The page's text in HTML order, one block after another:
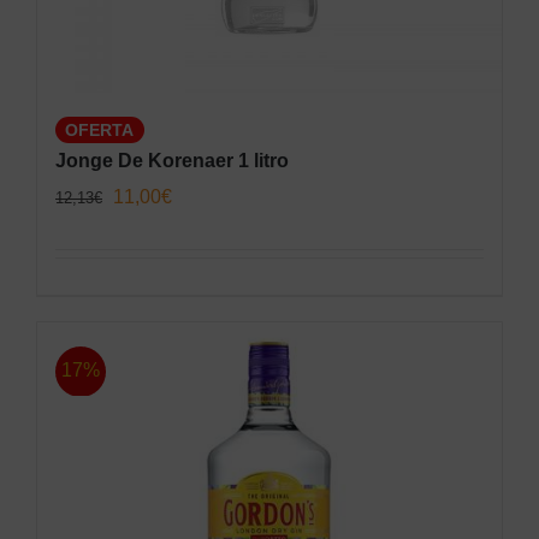
OFERTA
Jonge De Korenaer 1 litro
12,13€
El
11,00€
17%